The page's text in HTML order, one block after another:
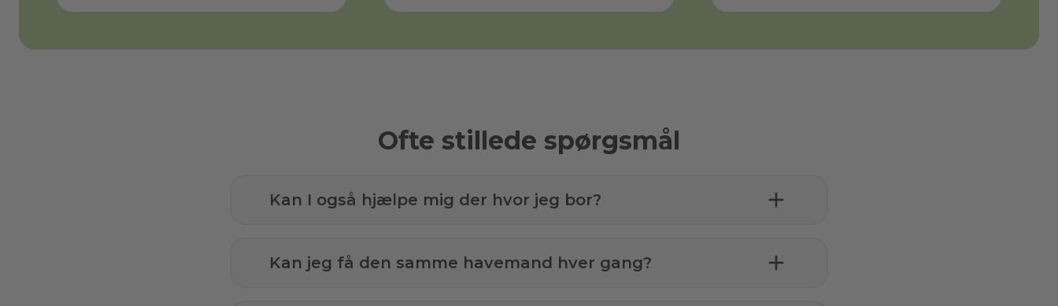
Ofte stillede spørgsmål
Kan I også hjælpe mig der hvor jeg bor?
Kan jeg få den samme havemand hver gang?